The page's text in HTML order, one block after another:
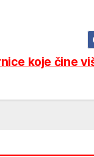
koje čine